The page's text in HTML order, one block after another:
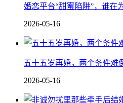
婚恋平台“甜蜜陷阱”，谁在
2026-05-16
五十五岁再婚，两个条件难
2026-05-16